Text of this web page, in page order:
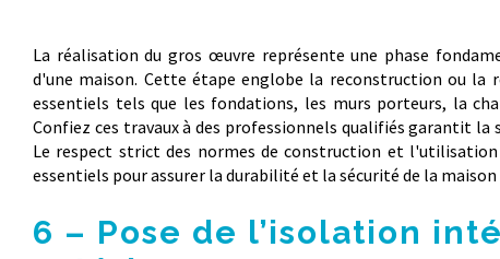
La réalisation du gros œuvre représente une phase
d'une maison. Cette étape englobe la reconstruction ou la
essentiels tels que les fondations, les murs porteurs, la
Confiez ces travaux à des professionnels qualifiés garantit
Le respect strict des normes de construction et
essentiels pour assurer la durabilité et la sécurité de la maison
6 – Pose de l’isolation